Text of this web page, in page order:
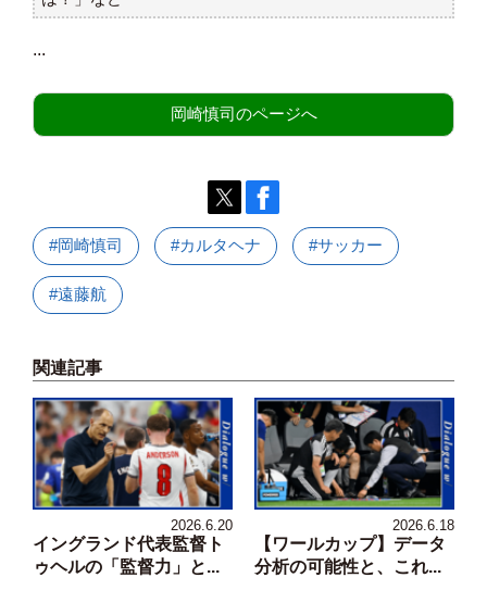
...
岡崎慎司のページへ
#岡崎慎司 #カルタヘナ #サッカー
#遠藤航
関連記事
2026.6.20
イングランド代表監督ト
ゥヘルの「監督力」と...
2026.6.18
【ワールカップ】データ
分析の可能性と、これ...